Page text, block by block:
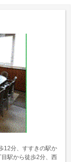
12分、すすきの駅か
駅から徒歩2分、西